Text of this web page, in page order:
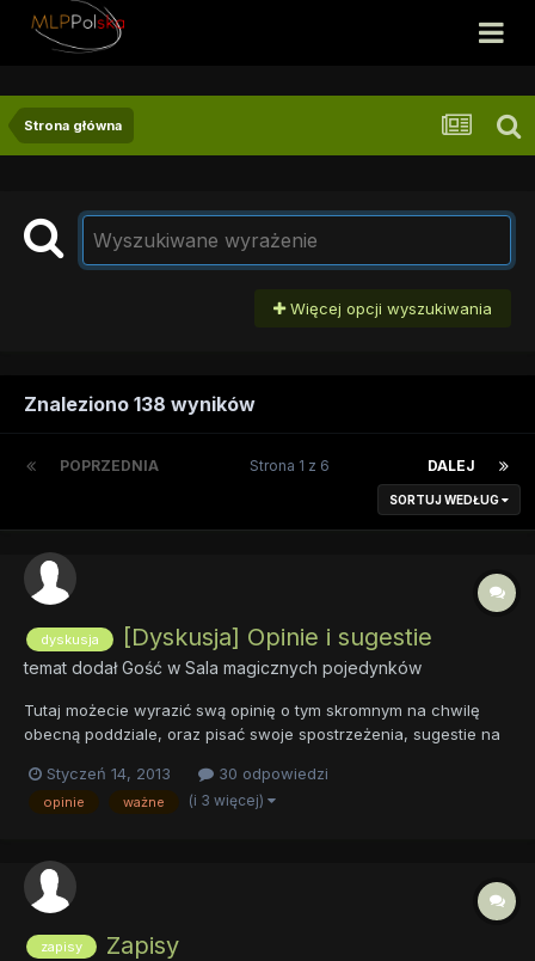
Strona główna
Więcej opcji wyszukiwania
Znaleziono 138 wyników
POPRZEDNIA DALEJ
Strona 1 z 6
SORTUJ WEDŁUG
dyskusja [Dyskusja] Opinie i sugestie
temat dodał Gość w Sala magicznych pojedynków
Tutaj możecie wyrazić swą opinię o tym skromnym na chwilę
obecną poddziale, oraz pisać swoje spostrzeżenia, sugestie na
działu.Styczeń 14, 2013 30 odpowiedzi
opinie ważne (i 3 więcej)
zapisy Zapisy